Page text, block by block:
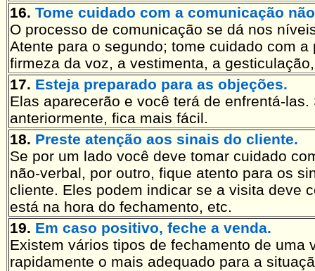
16. Tome cuidado com a comunicação
O processo de comunicação se dá nos
Atente para o segundo; tome cuidado com a
firmeza da voz, a vestimenta, a
17. Esteja preparado para as objeções.
Elas aparecerão e você terá de enfrentá-
anteriormente, fica mais fácil.
18. Preste atenção aos sinais do cliente.
Se por um lado você deve tomar cuidado
não-verbal, por outro, fique atento para os
cliente. Eles podem indicar se a visita deve
está na hora do fechamento, etc.
19. Em caso positivo, feche a venda.
Existem vários tipos de fechamento de uma
rapidamente o mais adequado para a